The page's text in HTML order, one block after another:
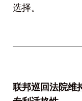
选择。
联邦巡回法院维